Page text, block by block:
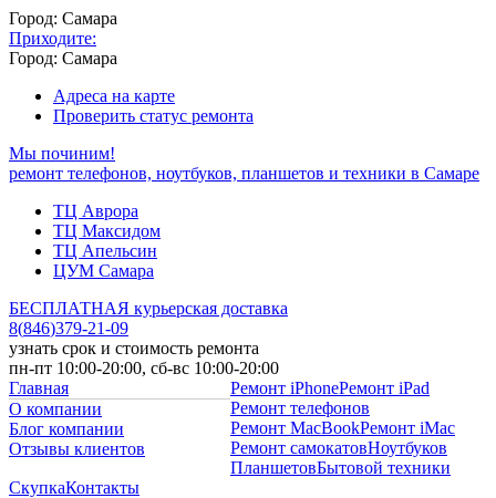
Город: Самара
Приходите:
Город: Самара
Адреса на карте
Проверить статус ремонта
Мы починим!
ремонт телефонов, ноутбуков, планшетов и техники в Самаре
ТЦ Аврора
ТЦ Максидом
ТЦ Апельсин
ЦУМ Самара
БЕСПЛАТНАЯ курьерская доставка
8(846)379-21-09
узнать срок и стоимость ремонта
пн-пт 10:00-20:00, сб-вс 10:00-20:00
Главная
О компании
Блог компании
Отзывы клиентов
Ремонт iPhoneРемонт iPad
Ремонт телефонов
Ремонт MacBookРемонт iMac
Ремонт самокатовНоутбуков
ПланшетовБытовой техники
СкупкаКонтакты